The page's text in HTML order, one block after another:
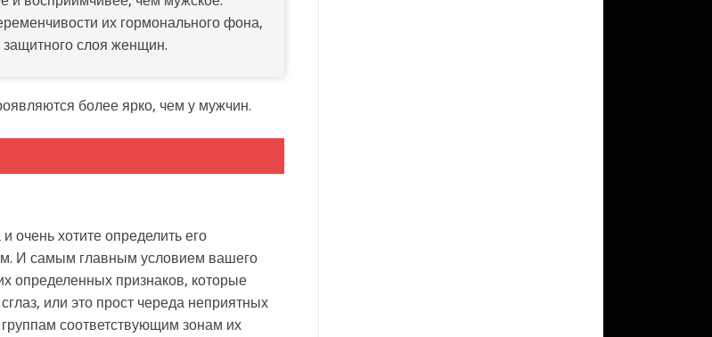
их гормонального фона,
защитного слоя женщин.
более ярко, чем у мужчин.
очень хотите определить его
И самым главным условием вашего
определенных признаков, которые
или это прост череда неприятных
соответствующим зонам их